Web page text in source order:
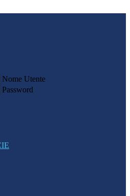
Nome Utente
Password